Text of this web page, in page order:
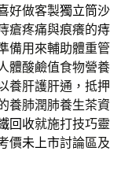
好做客製獨立筒沙
瘡疼痛與痕癢的痔
備用來輔助體重管
體酸鹼值食物營養
養肝護肝通，抵押
養肺潤肺養生茶資
回收就施打技巧靈
價未上市討論區及